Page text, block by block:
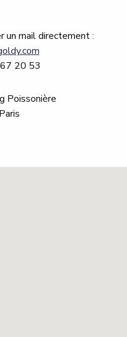
un mail directement :
20 53
Poissonière